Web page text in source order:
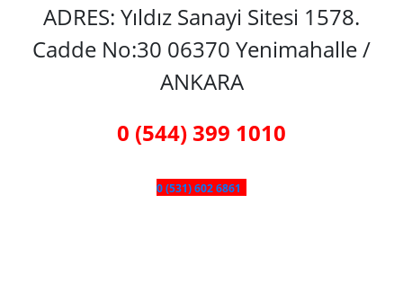
ADRES: Yıldız Sanayi Sitesi 1578.
Cadde No:30 06370 Yenimahalle /
ANKARA
0 (544) 399 1010
0 (531) 602 6861